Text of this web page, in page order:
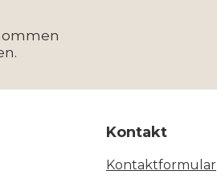
Kontakt
Kontaktformular